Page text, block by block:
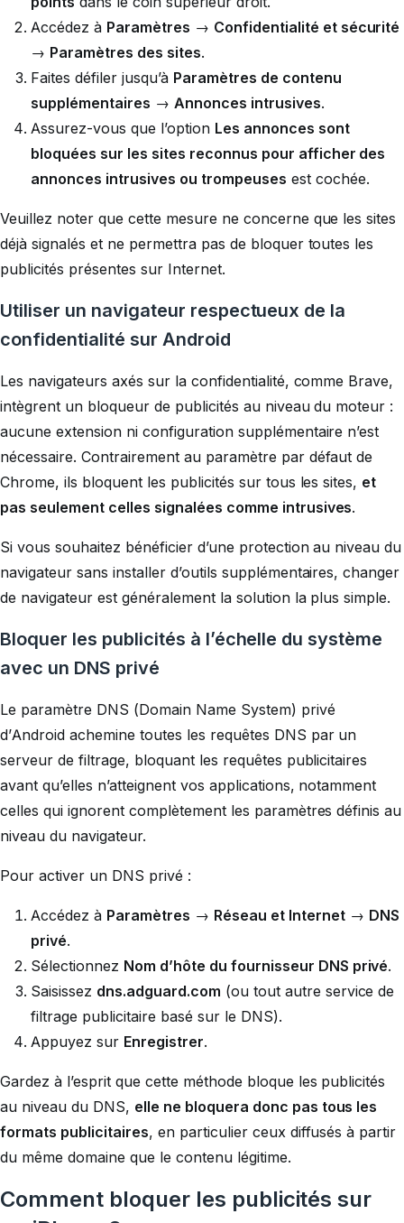
Accédez à Paramètres → Confidentialité et sécurité
→ Paramètres des sites.
Faites défiler jusqu’à Paramètres de contenu
supplémentaires → Annonces intrusives.
Assurez-vous que l’option Les annonces sont
bloquées sur les sites reconnus pour afficher des
annonces intrusives ou trompeuses est cochée.
Veuillez noter que cette mesure ne concerne que les sites
déjà signalés et ne permettra pas de bloquer toutes les
publicités présentes sur Internet.
Utiliser un navigateur respectueux de la
confidentialité sur Android
Les navigateurs axés sur la confidentialité, comme Brave,
intègrent un bloqueur de publicités au niveau du moteur :
aucune extension ni configuration supplémentaire n’est
nécessaire. Contrairement au paramètre par défaut de
Chrome, ils bloquent les publicités sur tous les sites, et
pas seulement celles signalées comme intrusives.
Si vous souhaitez bénéficier d’une protection au niveau du
navigateur sans installer d’outils supplémentaires, changer
de navigateur est généralement la solution la plus simple.
Bloquer les publicités à l’échelle du système
avec un DNS privé
Le paramètre DNS (Domain Name System) privé
d’Android achemine toutes les requêtes DNS par un
serveur de filtrage, bloquant les requêtes publicitaires
avant qu’elles n’atteignent vos applications, notamment
celles qui ignorent complètement les paramètres définis au
niveau du navigateur.
Pour activer un DNS privé :
Accédez à Paramètres → Réseau et Internet→ DNS
privé.
Sélectionnez Nom d’hôte du fournisseur DNS privé.
Saisissez dns.adguard.com (ou tout autre service de
filtrage publicitaire basé sur le DNS).
Appuyez sur Enregistrer.
Gardez à l’esprit que cette méthode bloque les publicités
au niveau du DNS, elle ne bloquera donc pas tous les
formats publicitaires, en particulier ceux diffusés à partir
du même domaine que le contenu légitime.
Comment bloquer les publicités sur